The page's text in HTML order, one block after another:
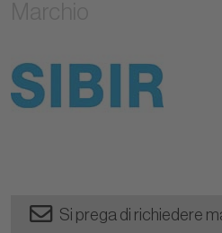
Si prega di richiedere